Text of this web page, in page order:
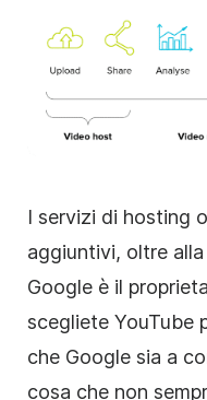
I servizi di hosting
aggiuntivi, oltre
Google è il
scegliete YouTube
che Google sia a
cosa che non